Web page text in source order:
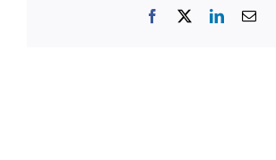
Facebook LinkedIn
E-